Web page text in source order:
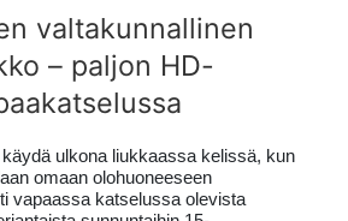
valtakunnallinen
– paljon HD-
ulkona liukkaassa kelissä, kun
omaan olohuoneeseen
vapaassa katselussa olevista